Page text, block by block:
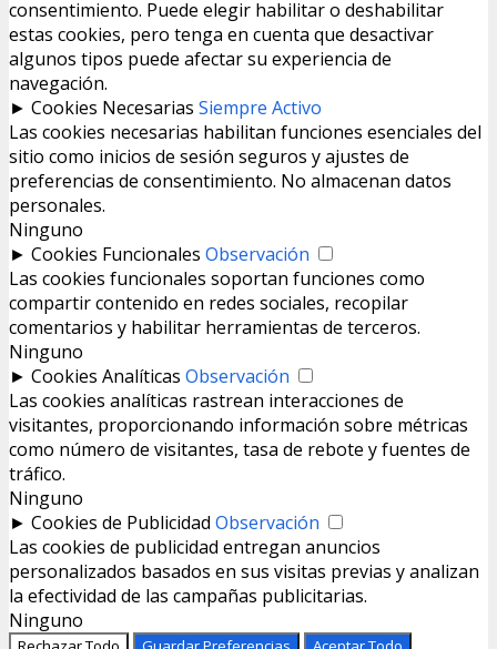
consentimiento. Puede elegir habilitar o deshabilitar
estas cookies, pero tenga en cuenta que desactivar
algunos tipos puede afectar su experiencia de
navegación.
► Cookies Necesarias Siempre Activo
Las cookies necesarias habilitan funciones esenciales del
sitio como inicios de sesión seguros y ajustes de
preferencias de consentimiento. No almacenan datos
personales.
Ninguno
► Cookies Funcionales Observación
Las cookies funcionales soportan funciones como
compartir contenido en redes sociales, recopilar
comentarios y habilitar herramientas de terceros.
Ninguno
► Cookies Analíticas Observación
Las cookies analíticas rastrean interacciones de
visitantes, proporcionando información sobre métricas
como número de visitantes, tasa de rebote y fuentes de
tráfico.
Ninguno
► Cookies de Publicidad Observación
Las cookies de publicidad entregan anuncios
personalizados basados en sus visitas previas y analizan
la efectividad de las campañas publicitarias.
Ninguno